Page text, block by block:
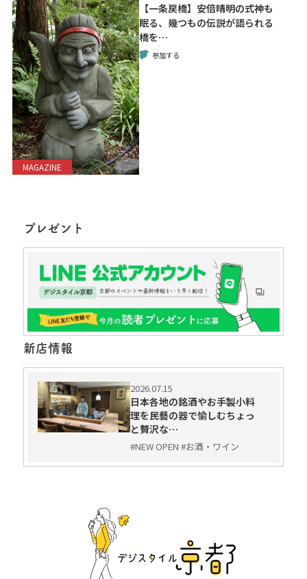
MAGAZINE
【一条戻橋】安倍晴明の式神も
眠る、幾つもの伝説が語られる
橋を…
参加する
プレゼント
新店情報
2026.07.15
日本各地の銘酒やお手製小料
理を民藝の器で愉しむちょっ
と贅沢な…
#NEW OPEN #お酒・ワイン